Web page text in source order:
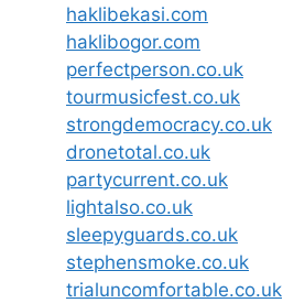
haklibekasi.com
haklibogor.com
perfectperson.co.uk
tourmusicfest.co.uk
strongdemocracy.co.uk
dronetotal.co.uk
partycurrent.co.uk
lightalso.co.uk
sleepyguards.co.uk
stephensmoke.co.uk
trialuncomfortable.co.uk